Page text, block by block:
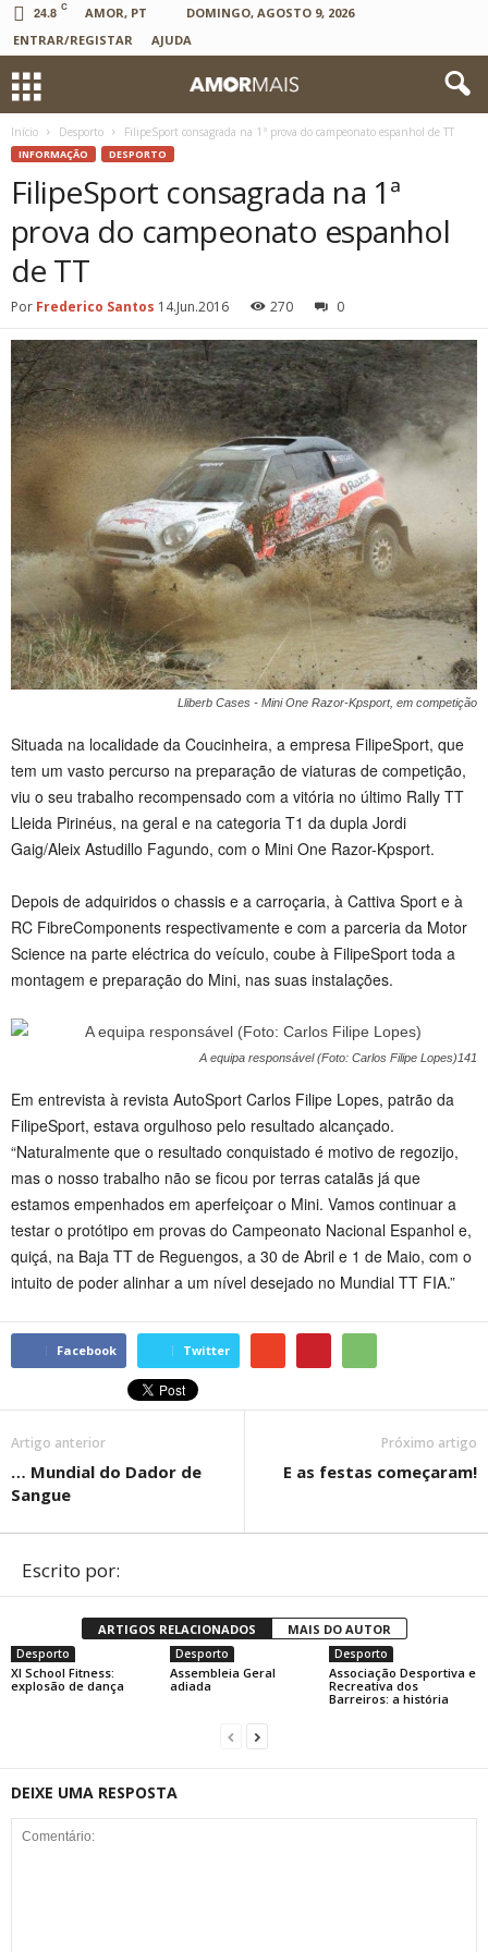
24.8 C AMOR, PT
DOMINGO, AGOSTO 9, 2026
ENTRAR/REGISTAR
AJUDA
Início Desporto FilipeSport consagrada na 1ª prova do campeonato espanhol de TT
INFORMAÇÃO DESPORTO
FilipeSport consagrada na 1ª
prova do campeonato espanhol
de TT
Por Frederico Santos 14.Jun.2016 270 0
Lliberb Cases - Mini One Razor-Kpsport, em competição
Situada na localidade da Coucinheira, a empresa FilipeSport, que
tem um vasto percurso na preparação de viaturas de competição,
viu o seu trabalho recompensado com a vitória no último Rally TT
Lleida Pirinéus, na geral e na categoria T1 da dupla Jordi
Gaig/Aleix Astudillo Fagundo, com o Mini One Razor-Kpsport.
Depois de adquiridos o chassis e a carroçaria, à Cattiva Sport e à
RC FibreComponents respectivamente e com a parceria da Motor
Science na parte eléctrica do veículo, coube à FilipeSport toda a
montagem e preparação do Mini, nas suas instalações.
A equipa responsável (Foto: Carlos Filipe Lopes)141
Em entrevista à revista AutoSport Carlos Filipe Lopes, patrão da
FilipeSport, estava orgulhoso pelo resultado alcançado.
“Naturalmente que o resultado conquistado é motivo de regozijo,
mas o nosso trabalho não se ficou por terras catalãs já que
estamos empenhados em aperfeiçoar o Mini. Vamos continuar a
testar o protótipo em provas do Campeonato Nacional Espanhol e,
quiçá, na Baja TT de Reguengos, a 30 de Abril e 1 de Maio, com o
intuito de poder alinhar a um nível desejado no Mundial TT FIA.”
Facebook Twitter
Artigo anterior
… Mundial do Dador de
Sangue
Próximo artigo
E as festas começaram!
Escrito por:
ARTIGOS RELACIONADOS MAIS DO AUTOR
Desporto
XI School Fitness:
explosão de dança
Desporto
Assembleia Geral
adiada
Desporto
Associação Desportiva e
Recreativa dos
Barreiros: a história
DEIXE UMA RESPOSTA